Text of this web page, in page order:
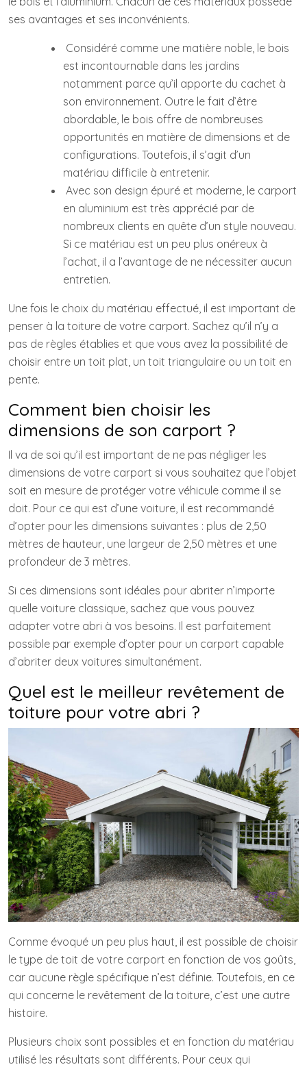
ses avantages et ses inconvénients.
Considéré comme une matière noble, le bois
est incontournable dans les jardins
notamment parce qu’il apporte du cachet à
son environnement. Outre le fait d’être
abordable, le bois offre de nombreuses
opportunités en matière de dimensions et de
configurations. Toutefois, il s’agit d’un
matériau difficile à entretenir.
Avec son design épuré et moderne, le carport
en aluminium est très apprécié par de
nombreux clients en quête d’un style nouveau.
Si ce matériau est un peu plus onéreux à
l’achat, il a l’avantage de ne nécessiter aucun
entretien.
Une fois le choix du matériau effectué, il est important de
penser à la toiture de votre carport. Sachez qu’il n’y a
pas de règles établies et que vous avez la possibilité de
choisir entre un toit plat, un toit triangulaire ou un toit en
pente.
Comment bien choisir les
dimensions de son carport ?
Il va de soi qu’il est important de ne pas négliger les
dimensions de votre carport si vous souhaitez que l’objet
soit en mesure de protéger votre véhicule comme il se
doit. Pour ce qui est d’une voiture, il est recommandé
d’opter pour les dimensions suivantes : plus de 2,50
mètres de hauteur, une largeur de 2,50 mètres et une
profondeur de 3 mètres.
Si ces dimensions sont idéales pour abriter n’importe
quelle voiture classique, sachez que vous pouvez
adapter votre abri à vos besoins. Il est parfaitement
possible par exemple d’opter pour un carport capable
d’abriter deux voitures simultanément.
Quel est le meilleur revêtement de
toiture pour votre abri ?
Comme évoqué un peu plus haut, il est possible de choisir
le type de toit de votre carport en fonction de vos goûts,
car aucune règle spécifique n’est définie. Toutefois, en ce
qui concerne le revêtement de la toiture, c’est une autre
histoire.
Plusieurs choix sont possibles et en fonction du matériau
utilisé les résultats sont différents. Pour ceux qui